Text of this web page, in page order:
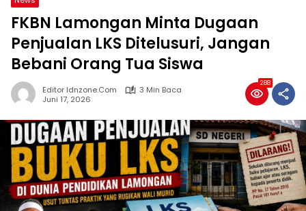
FKBN Lamongan Minta Dugaan
Penjualan LKS Ditelusuri, Jangan
Bebani Orang Tua Siswa
Editor Idnzone.com
3 Min Baca
Juni 17, 2026
288